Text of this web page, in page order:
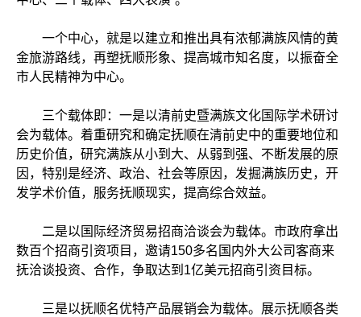
一个中心，就是以建立和推出具有浓郁满族风情的黄
金旅游路线，再塑抚顺形象、提高城市知名度，以振奋全
市人民精神为中心。
三个载体即：一是以清前史暨满族文化国际学术研讨
会为载体。着重研究和确定抚顺在清前史中的重要地位和
历史价值，研究满族从小到大、从弱到强、不断发展的原
因，特别是经济、政治、社会等原因，发掘满族历史，开
发学术价值，服务抚顺现实，提高综合效益。
二是以国际经济贸易招商洽谈会为载体。市政府拿出
数百个招商引资项目，邀请150多名国内外大公司客商来
抚洽谈投资、合作，争取达到1亿美元招商引资目标。
三是以抚顺名优特产品展销会为载体。展示抚顺各类